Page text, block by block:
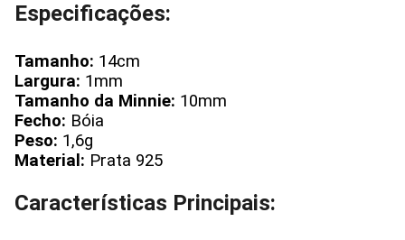
Especificações:
Tamanho: 14cm
Largura: 1mm
Tamanho da Minnie: 10mm
Fecho: Bóia
Peso: 1,6g
Material: Prata 925
Características Principais: